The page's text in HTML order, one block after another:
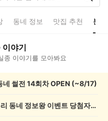
동네 정보 맛집 추천 분
이야기
종 이야기를 모아봐요
썰전 14회차 OPEN (~8/17)
💰[당첨자 발표] 26회차 우리 동네 정보왕 이벤트 당첨자를 발표합니다!